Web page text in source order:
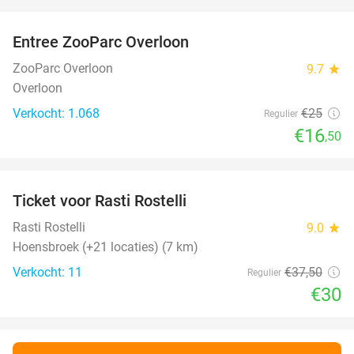
Entree ZooParc Overloon
ZooParc Overloon 9.7 star
Overloon
Verkocht: 1.068
Regulier €25
€16,50
TODAY
Ticket voor Rasti Rostelli
Rasti Rostelli 9.0 star
Hoensbroek (+21 locaties) (7 km)
Verkocht: 11
Regulier €37,50
€30